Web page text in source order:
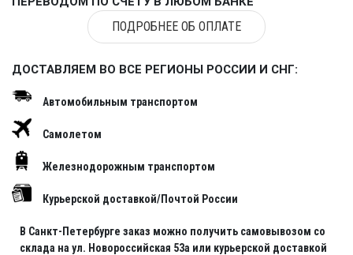
ПОДРОБНЕЕ ОБ ОПЛАТЕ
ДОСТАВЛЯЕМ ВО ВСЕ РЕГИОНЫ РОССИИ И СНГ:
Автомобильным транспортом
Самолетом
Железнодорожным транспортом
Курьерской доставкой/Почтой России
В Санкт-Петербурге заказ можно получить самовывозом со
склада на ул. Новороссийская 53а или курьерской доставкой